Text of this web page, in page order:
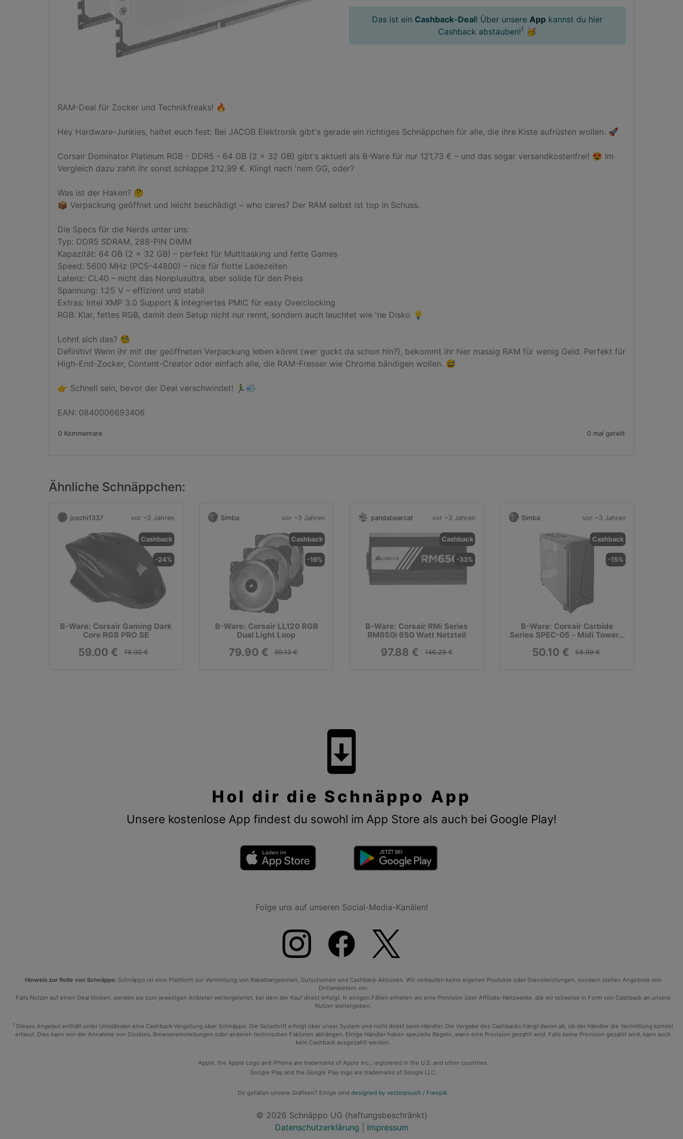
Das ist ein Cashback-Deal! Über unsere App kannst du hier
Cashback abstauben!1 🥳
RAM-Deal für Zocker und Technikfreaks! 🔥
Hey Hardware-Junkies, haltet euch fest: Bei JACOB Elektronik gibt's gerade ein richtiges Schnäppchen für alle, die ihre Kiste aufrüsten wollen. 🚀
Corsair Dominator Platinum RGB - DDR5 - 64 GB (2 x 32 GB) gibt's aktuell als B-Ware für nur 121,73 € – und das sogar versandkostenfrei! 😍 Im
Vergleich dazu zahlt ihr sonst schlappe 212,99 €. Klingt nach 'nem GG, oder?
Was ist der Haken? 🤔
📦 Verpackung geöffnet und leicht beschädigt – who cares? Der RAM selbst ist top in Schuss.
Die Specs für die Nerds unter uns:
Typ: DDR5 SDRAM, 288-PIN DIMM
Kapazität: 64 GB (2 x 32 GB) – perfekt für Multitasking und fette Games
Speed: 5600 MHz (PC5-44800) – nice für flotte Ladezeiten
Latenz: CL40 – nicht das Nonplusultra, aber solide für den Preis
Spannung: 1.25 V – effizient und stabil
Extras: Intel XMP 3.0 Support & integriertes PMIC für easy Overclocking
RGB: Klar, fettes RGB, damit dein Setup nicht nur rennt, sondern auch leuchtet wie 'ne Disko 💡
Lohnt sich das? 🧐
Definitiv! Wenn ihr mit der geöffneten Verpackung leben könnt (wer guckt da schon hin?), bekommt ihr hier massig RAM für wenig Geld. Perfekt für
High-End-Zocker, Content-Creator oder einfach alle, die RAM-Fresser wie Chrome bändigen wollen. 😅
👉 Schnell sein, bevor der Deal verschwindet! 🏃‍♂️💨
EAN: 0840006693406
0 Kommentare 0 mal geteilt
Ähnliche Schnäppchen:
joschi1337 vor ~2 Jahren
Cashback
-24%
B-Ware: Corsair Gaming Dark
Core RGB PRO SE
59.00 € 78.00 €
Simba vor ~3 Jahren
Cashback
-19%
B-Ware: Corsair LL120 RGB
Dual Light Loop
79.90 € 99.13 €
pandabearcat vor ~3 Jahren
Cashback
-33%
B-Ware: Corsair RMi Series
RM650i 650 Watt Netzteil
97.88 € 146.29 €
Simba vor ~3 Jahren
Cashback
-15%
B-Ware: Corsair Carbide
Series SPEC-05 - Midi Tower -
50.10 € 58.99 €
system_update
Hol dir die Schnäppo App
Unsere kostenlose App findest du sowohl im App Store als auch bei Google Play!
Folge uns auf unseren Social-Media-Kanälen!
Hinweis zur Rolle von Schnäppo:Schnäppo ist eine Plattform zur Vermittlung von Rabattangeboten, Gutscheinen und Cashback-Aktionen. Wir verkaufen keine eigenen Produkte oder Dienstleistungen, sondern stellen Angebote von
Drittanbietern vor.
Falls Nutzer auf einen Deal klicken, werden sie zum jeweiligen Anbieter weitergeleitet, bei dem der Kauf direkt erfolgt. In einigen Fällen erhalten wir eine Provision über Affiliate-Netzwerke, die wir teilweise in Form von Cashback an unsere
Nutzer weitergeben.
1 Dieses Angebot enthält unter Umständen eine Cashback-Vergütung über Schnäppo. Die Gutschrift erfolgt über unser System und nicht direkt beim Händler. Die Vergabe des Cashbacks hängt davon ab, ob der Händler die Vermittlung korrekt
erfasst. Dies kann von der Annahme von Cookies, Browsereinstellungen oder anderen technischen Faktoren abhängen. Einige Händler haben spezielle Regeln, wann eine Provision gezahlt wird. Falls keine Provision gezahlt wird, kann auch
kein Cashback ausgezahlt werden.
Apple, the Apple Logo and iPhone are trademarks of Apple Inc., registered in the U.S. and other countries.
Google Play and the Google Play logo are trademarks of Google LLC.
Dir gefallen unsere Grafiken? Einige sind designed by vectorpouch / Freepik.
© 2026 Schnäppo UG (haftungsbeschränkt)
Datenschutzerklärung
Impressum